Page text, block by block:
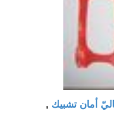
أمان تشبيك ,